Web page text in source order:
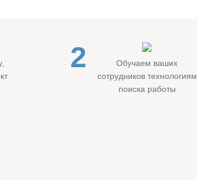
2
Обучаем ваших
сотрудников технологиям
поиска работы